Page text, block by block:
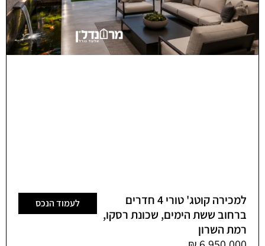
למכירה קוטג' טורי 4 חדרים
ברחוב ששת הימים, שכונת רסקו,
רמת השרון
לעמוד הנכס